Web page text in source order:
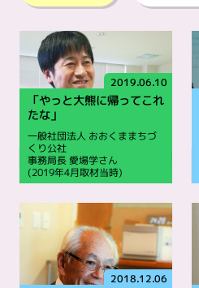
2019.06.10
「やっと大熊に帰ってこれ
たな」
一般社団法人 おおくままちづ
くり公社
事務局長 愛場学さん
(2019年4月取材当時)
2018.12.06